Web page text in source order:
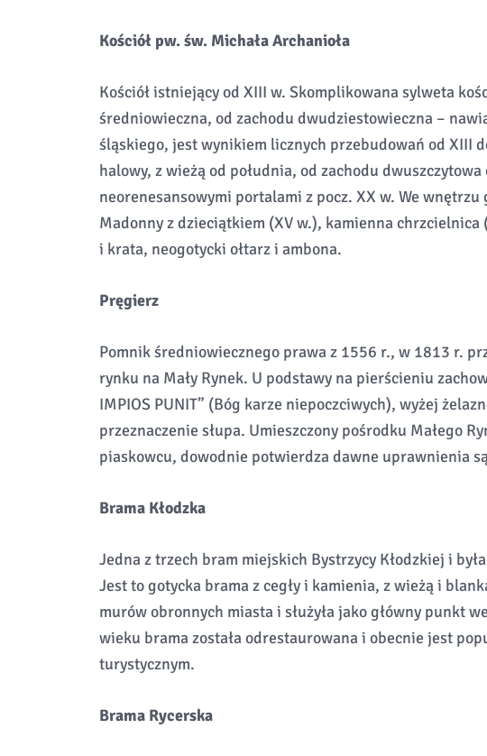
Kościół pw. św. Michała Archanioła
Kościół istniejący od XIII w. Skomplikowana sylweta
średniowieczna, od zachodu dwudziestowieczna –
śląskiego, jest wynikiem licznych przebudowań od XIII
halowy, z wieżą od południa, od zachodu
neorenesansowymi portalami z pocz. XX w. We
Madonny z dzieciątkiem (XV w.), kamienna
i krata, neogotycki ołtarz i ambona.
Pręgierz
Pomnik średniowiecznego prawa z 1556 r., w 1813 r.
rynku na Mały Rynek. U podstawy na pierścieniu
IMPIOS PUNIT” (Bóg karze niepoczciwych), wyżej
przeznaczenie słupa. Umieszczony pośrodku Małego
piaskowcu, dowodnie potwierdza dawne uprawnienia
Brama Kłodzka
Jedna z trzech bram miejskich Bystrzycy Kłodzkiej i
Jest to gotycka brama z cegły i kamienia, z wieżą i
murów obronnych miasta i służyła jako główny punkt
wieku brama została odrestaurowana i obecnie jest
turystycznym.
Brama Rycerska